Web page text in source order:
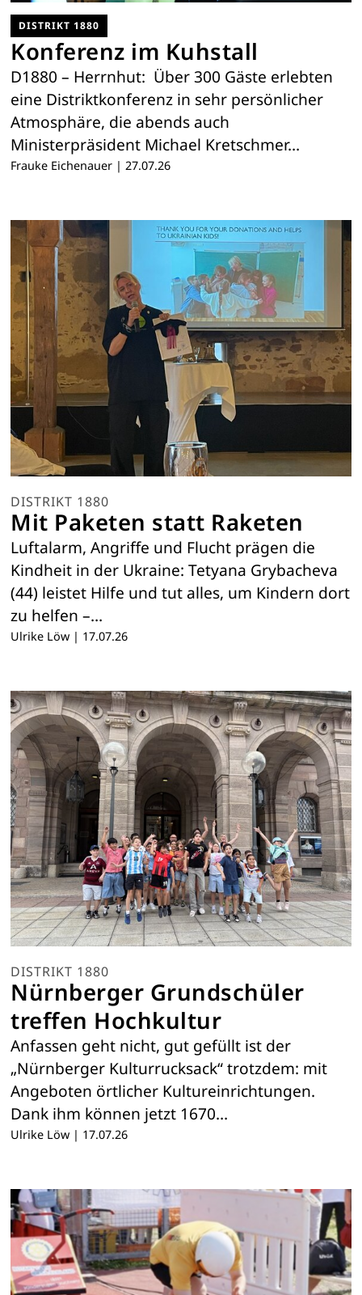
DISTRIKT 1880
Konferenz im Kuhstall
D1880 – Herrnhut: Über 300 Gäste erlebten
eine Distriktkonferenz in sehr persönlicher
Atmosphäre, die abends auch
Ministerpräsident Michael Kretschmer…
Frauke Eichenauer | 27.07.26
DISTRIKT 1880
Mit Paketen statt Raketen
Luftalarm, Angriffe und Flucht prägen die
Kindheit in der Ukraine: Tetyana Grybacheva
(44) leistet Hilfe und tut alles, um Kindern dort
zu helfen –…
Ulrike Löw | 17.07.26
DISTRIKT 1880
Nürnberger Grundschüler
treffen Hochkultur
Anfassen geht nicht, gut gefüllt ist der
„Nürnberger Kulturrucksack“ trotzdem: mit
Angeboten örtlicher Kultureinrichtungen.
Dank ihm können jetzt 1670…
Ulrike Löw | 17.07.26